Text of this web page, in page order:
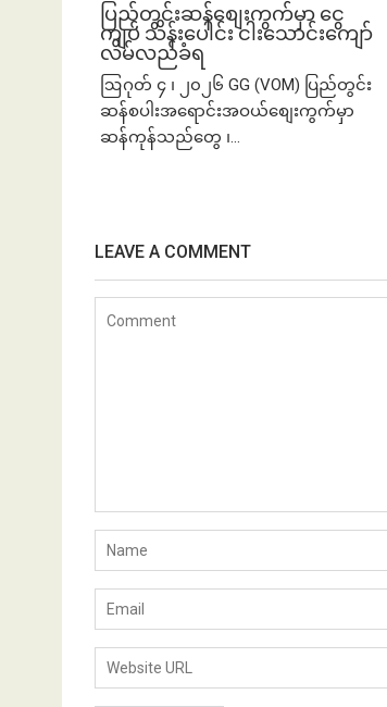
ပြည်တွင်းဆန်စျေးကွက်မှာ ငွေ
ကျပ် သိန်းပေါင်း ငါး​သောင်းကျော်
လိမ်လည်ခံရ
ဩဂုတ် ၄ ၊ ၂၀၂၆ GG (VOM) ပြည်တွင်း
ဆန်စပါးအရောင်းအဝယ်စျေးကွက်မှာ
ဆန်ကုန်သည်တွေ ၊...
LEAVE A COMMENT